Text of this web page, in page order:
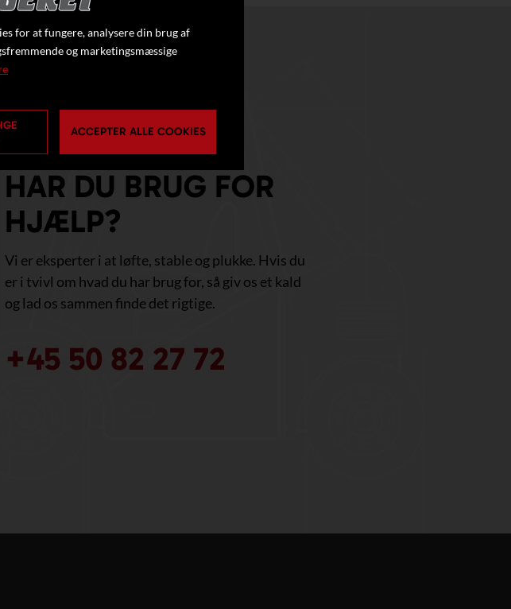
HAR DU BRUG FOR
HJÆLP?
Vi er eksperter i at løfte, stable og plukke. Hvis du
er i tvivl om hvad du har brug for, så giv os et kald
og lad os sammen finde det rigtige.
+45 50 82 27 72
for at fungere, analysere din brug af
og marketingsmæssige
ACCEPTER ALLE COOKIES